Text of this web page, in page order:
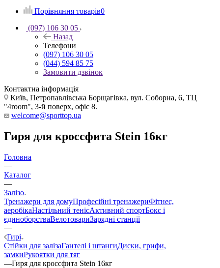
Порівняння товарів0
(097) 106 30 05
Назад
Телефони
(097) 106 30 05
(044) 594 85 75
Замовити дзвінок
Контактна інформація
Київ, Петропавлівська Борщагівка, вул. Соборна, 6, ТЦ
"4room", 3-й поверх, офіс 8.
welcome@sporttop.ua
Гиря для кроссфита Stein 16кг
Головна
—
Каталог
—
Залізо
Тренажери для домуПрофесійні тренажериФітнес,
аеробікаНастільний тенісАктивний спортБокс і
єдиноборстваВелотовариЗарядні станції
—
Гирі
Стійки для залізаГантелі і штангиДиски, грифи,
замкиРукоятки для тяг
—Гиря для кроссфита Stein 16кг